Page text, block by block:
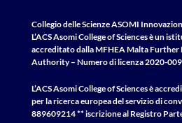
Collegio delle Scienze ASOMI
L’ACS Asomi College of Sciences è un
accreditato dalla MFHEA Malta Further
Authority – Numero di licenza 2020-
L’ACS Asomi College of Sciences è
per la ricerca europea del servizio di
889609214 ** iscrizione al Registro